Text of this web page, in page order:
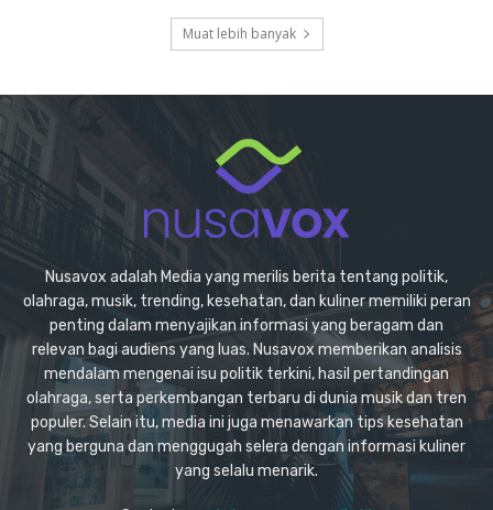
Muat lebih banyak
Nusavox adalah Media yang merilis berita tentang politik,
olahraga, musik, trending, kesehatan, dan kuliner memiliki peran
penting dalam menyajikan informasi yang beragam dan
relevan bagi audiens yang luas. Nusavox memberikan analisis
mendalam mengenai isu politik terkini, hasil pertandingan
olahraga, serta perkembangan terbaru di dunia musik dan tren
populer. Selain itu, media ini juga menawarkan tips kesehatan
yang berguna dan menggugah selera dengan informasi kuliner
yang selalu menarik.